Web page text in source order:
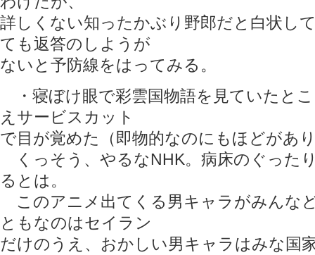
詳しくない知ったかぶり野郎だと白状し
ても返答のしようが
ないと予防線をはってみる。
・寝ぼけ眼で彩雲国物語を見ていたと
えサービスカット
で目が覚めた（即物的なのにもほどがあ
くっそう、やるなNHK。病床のぐった
るとは。
このアニメ出てくる男キャラがみんな
ともなのはセイラン
だけのうえ、おかしい男キャラはみな国